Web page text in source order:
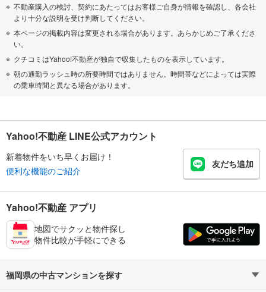
不動産購入の検討、契約にあたってはお客様ご自身が情報を確認し、各会社
より十分な説明を受け判断してください。
本ページの掲載内容は変更される場合があります。あらかじめご了承くださ
い。
クチコミはYahoo!不動産が独自で収集したものを表示しています。
朝の通勤ラッシュ時の所要時間ではありません。時間帯などによっては実際
の乗車時間と異なる場合があります。
Yahoo!不動産 LINE公式アカウント
新着物件をいち早くお届け！
便利な機能のご紹介
友だち追加
Yahoo!不動産 アプリ
地図でサクッと物件探し
物件比較が手軽にできる
福岡県の中古マンションを探す